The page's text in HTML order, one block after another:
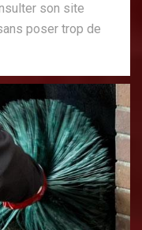
son site
poser trop de